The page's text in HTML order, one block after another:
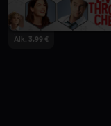
Alk. 3,99 €